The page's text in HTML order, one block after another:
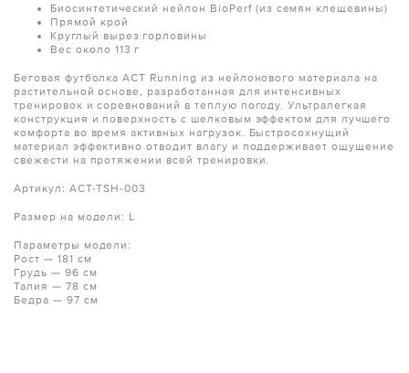
Биосинтетический нейлон BioPerf (из семян клещевины)
Прямой крой
Круглый вырез горловины
Вес около 113 г
Беговая футболка ACT Running из нейлонового материала на
растительной основе, разработанная для интенсивных
тренировок и соревнований в теплую погоду. Ультралегкая
конструкция и поверхность с шелковым эффектом для лучшего
комфорта во время активных нагрузок. Быстросохнущий
материал эффективно отводит влагу и поддерживает ощущение
свежести на протяжении всей тренировки.
Артикул: ACT-TSH-003
Размер на модели: L
Параметры модели:
Рост — 181 см
Грудь — 96 см
Талия — 78 см
Бедра — 97 см